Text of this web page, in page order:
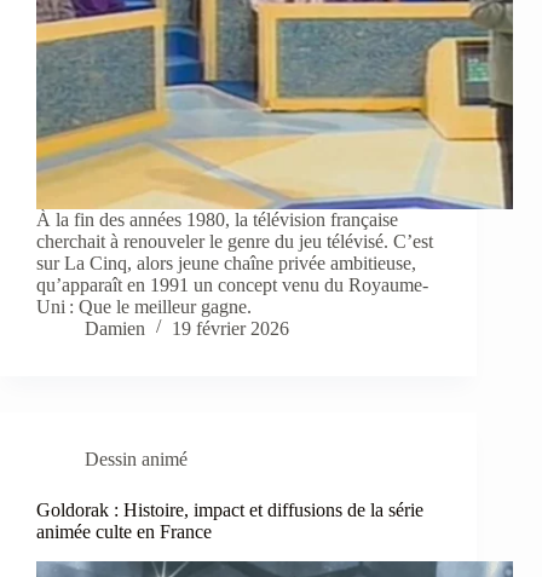
À la fin des années 1980, la télévision française
cherchait à renouveler le genre du jeu télévisé. C’est
sur La Cinq, alors jeune chaîne privée ambitieuse,
qu’apparaît en 1991 un concept venu du Royaume-
Uni : Que le meilleur gagne.
Damien
19 février 2026
Dessin animé
Goldorak : Histoire, impact et diffusions de la série
animée culte en France